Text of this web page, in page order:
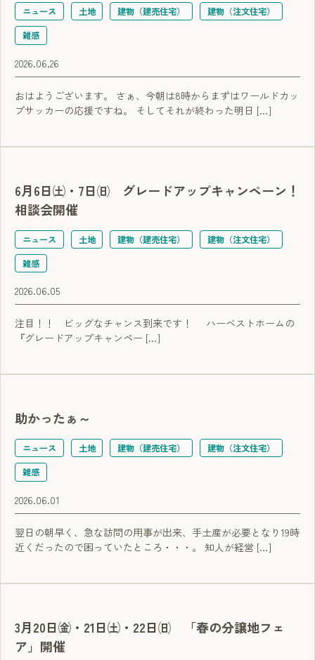
ニュース 土地 建物（建売住宅）
建物（注文住宅）
雑感
2026.06.26
おはようございます。 さぁ、今朝は8時からまずはワールドカッ
プサッカーの応援ですね。 そしてそれが終わった明日 […]
6月6日㈯・7日㈰ グレードアップキャンペーン！
相談会開催
ニュース 土地 建物（建売住宅）
建物（注文住宅）
雑感
2026.06.05
注目！！ ビッグなチャンス到来です！ ハーベストホームの
『グレードアップキャンペー […]
助かったぁ～
ニュース 土地 建物（建売住宅）
建物（注文住宅）
雑感
2026.06.01
翌日の朝早く、急な訪問の用事が出来、手土産が必要となり19時
近くだったので困っていたところ・・・。 知人が経営 […]
3月20日㈮・21日㈯・22日㈰ 「春の分譲地フェ
ア」開催